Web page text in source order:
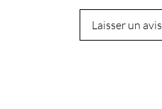
Laisser un avis